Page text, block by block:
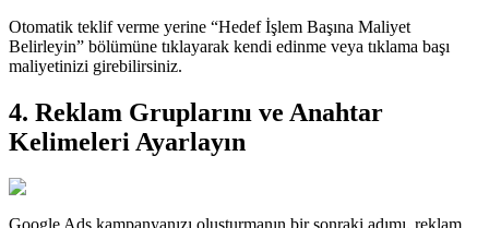
Otomatik teklif verme yerine “Hedef İşlem Başına Maliyet
Belirleyin” bölümüne tıklayarak kendi edinme veya tıklama başı
maliyetinizi girebilirsiniz.
4. Reklam Gruplarını ve Anahtar
Kelimeleri Ayarlayın